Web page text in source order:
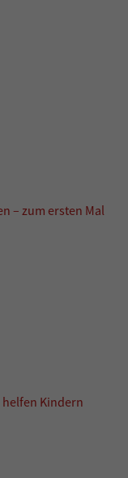
– zum ersten Mal
Kindern